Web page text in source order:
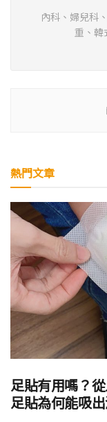
內科、婦兒科
重、韓
熱門文章
足貼有用嗎？
足貼為何能吸